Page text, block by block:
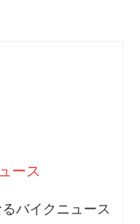
ース
バイクニュース